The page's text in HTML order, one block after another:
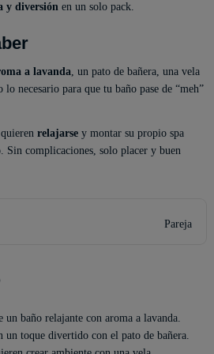
y diversiónen un solo pack.
a lavanda, un pato de bañera, una vela
necesario para que tu baño pase de “meh”
relajarsey montar su propio spa
Sin complicaciones, solo placer y buen
Pareja
un baño relajante con aroma a lavanda.
un toque divertido con el pato de bañera.